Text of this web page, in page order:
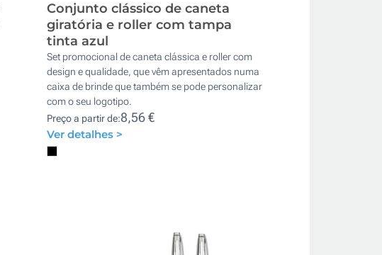
Conjunto clássico de caneta
giratória e roller com tampa
tinta azul
Set promocional de caneta clássica e roller com
design e qualidade, que vêm apresentados numa
caixa de brinde que também se pode personalizar
com o seu logotipo.
Preço a partir de:8,56 €
Ver detalhes >